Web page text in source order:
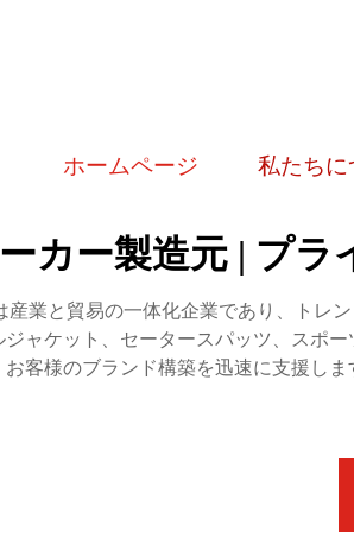
ホームページ 私たちに
カー製造元 | プ
産業と貿易の一体化企業であり、トレ
ャケット、セータースパッツ、スポ
客様のブランド構築を迅速に支援し